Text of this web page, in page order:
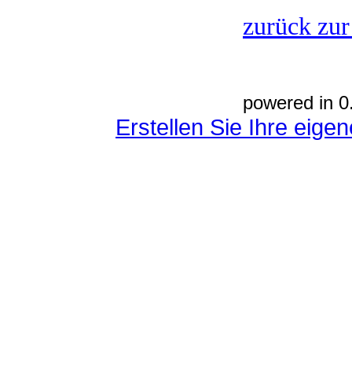
zurück
powered in
Erstellen Sie Ihre